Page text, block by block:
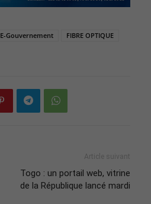
E-Gouvernement
FIBRE OPTIQUE
Article suivant
Togo : un portail web, vitrine
de la République lancé mardi